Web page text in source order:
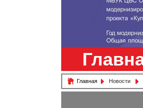
Главная Новости